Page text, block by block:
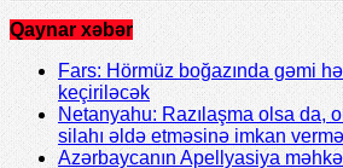
Qaynar xəbər
Fars: Hörmüz boğazında gəmi
keçiriləcək
Netanyahu: Razılaşma olsa da,
silahı əldə etməsinə imkan
Azərbaycanın Apellyasiya